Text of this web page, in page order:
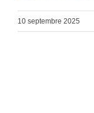
10 septembre 2025